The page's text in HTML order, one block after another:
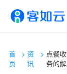
首
页
>资
讯
> 点餐
务的解